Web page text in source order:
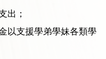
出；
以支援學弟學妹各類學